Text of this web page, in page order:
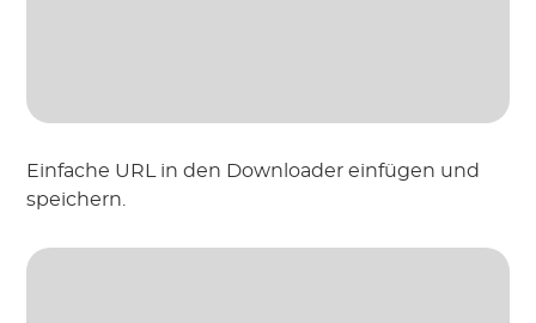
Einfache URL in den Downloader einfügen und
speichern.